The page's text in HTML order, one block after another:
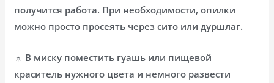
получится работа. При необходимости, опилки
можно просто просеять через сито или дуршлаг.
☼ В миску поместить гуашь или пищевой
краситель нужного цвета и немного развести